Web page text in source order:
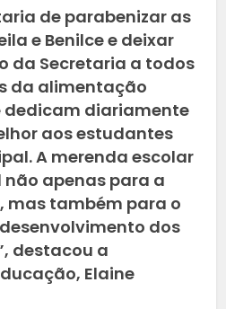
de parabenizar as
e Benilce e deixar
da Secretaria a todos
da alimentação
dedicam diariamente
aos estudantes
A merenda escolar
apenas para a
mas também para o
dos
destacou a
Elaine